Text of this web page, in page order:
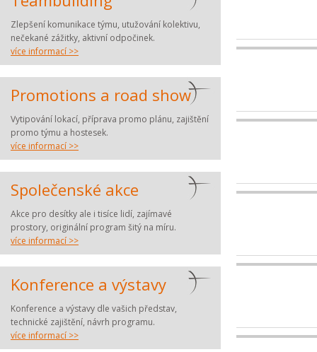
Zlepšení komunikace týmu, utužování kolektivu,
nečekané zážitky, aktivní odpočinek.
více informací >>
Promotions a road show
Vytipování lokací, příprava promo plánu, zajištění
promo týmu a hostesek.
více informací >>
Společenské akce
Akce pro desítky ale i tisíce lidí, zajímavé
prostory, originální program šitý na míru.
více informací >>
Konference a výstavy
Konference a výstavy dle vašich představ,
technické zajištění, návrh programu.
více informací >>